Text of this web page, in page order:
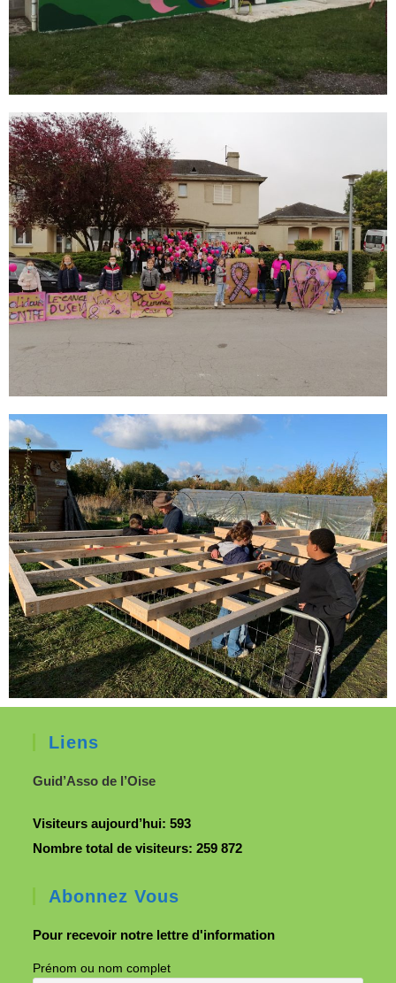
Liens
Guid’Asso de l’Oise
Visiteurs aujourd’hui:593
Nombre total de visiteurs:259 872
Abonnez Vous
Pour recevoir notre lettre d'information
Prénom ou nom complet